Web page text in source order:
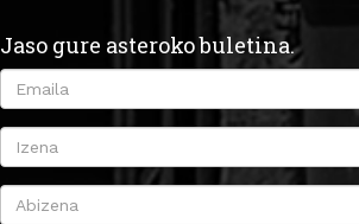
Jaso gure asteroko buletina.